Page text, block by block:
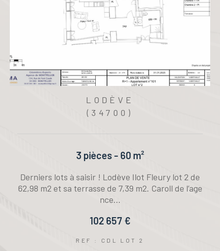
LODÈVE
(34700)
3 pièces - 60 m²
Derniers lots à saisir ! Lodève Ilot Fleury lot 2 de
62,98 m2 et sa terrasse de 7,39 m2. Caroll de l’age
nce...
102 657 €
REF : CDL LOT 2